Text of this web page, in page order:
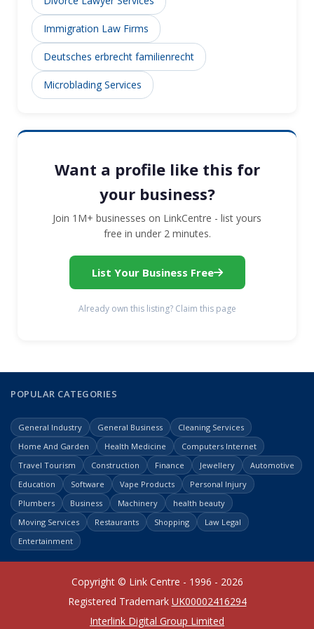
Immigration Law Firms
Deutsches erbrecht familienrecht
Microblading Services
Want a profile like this for
your business?
Join 1M+ businesses on LinkCentre - list yours
free in under 2 minutes.
List Your Business Free
Already own this listing? Claim this page
POPULAR CATEGORIES
General Industry General Business
Cleaning Services
Home And Garden
Health Medicine
Computers Internet
Travel Tourism
Construction Finance Jewellery
Automotive
Education
Software Vape Products
Personal Injury
Plumbers
Business Machinery
health beauty
Moving Services
Restaurants Shopping
Law Legal
Entertainment
Copyright © Link Centre - 1996 - 2026
Registered Trademark UK00002416294
Interlink Digital Group Limited